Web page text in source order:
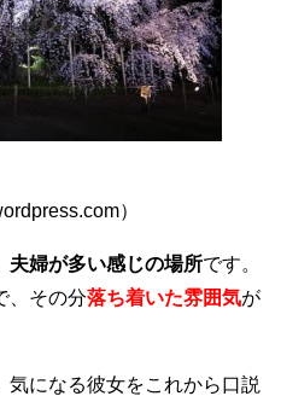
）
夫婦が多い感じの場所です。
、その分落ち着いた雰囲気が
になる彼女をこれから口説